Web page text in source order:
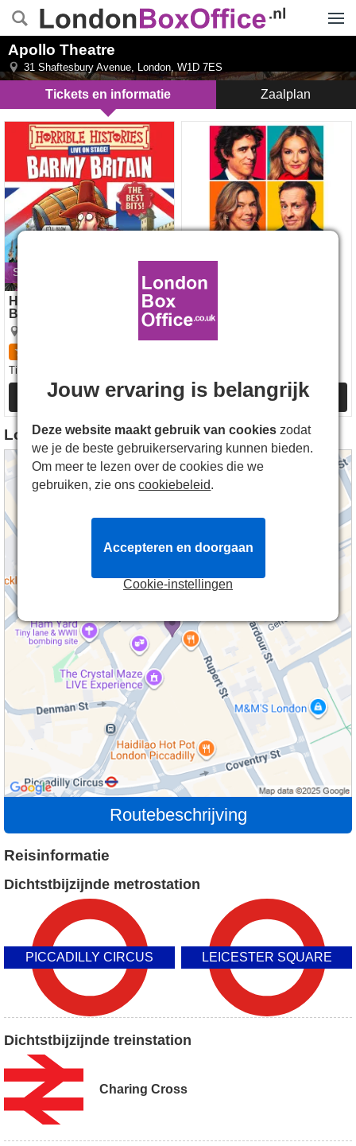
Apollo Theatre
31 Shaftesbury Avenue, London, W1D 7ES
Tickets en informatie Zaalplan
Sluit op 31 augustus 2026
Horrible Histories: Barmy
Britain - The Best Bits
Tickets
Meer Info
Horrible Histories: Barmy
Britain - The Best Bits tickets
Apollo Theatre
Meer Info
The Truth tickets
Locatie van Apollo Theatre
Routebeschrijving
Reisinformatie
Dichtstbijzijnde metrostation
PICCADILLY CIRCUS LEICESTER SQUARE
Dichtstbijzijnde treinstation
Charing Cross
Jouw ervaring is belangrijk
Deze website maakt gebruik van cookies zodat
we je de beste gebruikerservaring kunnen bieden.
Om meer te lezen over de cookies die we
gebruiken, zie onscookiebeleid.
Cookie-instellingen
Accepteren en doorgaan